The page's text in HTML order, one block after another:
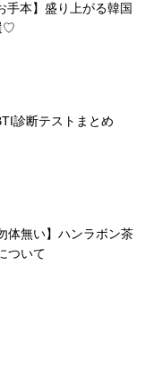
手本】盛り上がる韓国
♡
診断テストまとめ
体無い】ハンラボン茶
ついて